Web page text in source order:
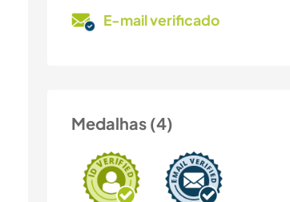
E-mail verificado
Medalhas (4)